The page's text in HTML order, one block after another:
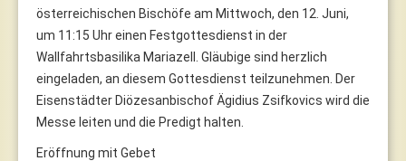
österreichischen Bischöfe am Mittwoch, den 12. Juni,
um 11:15 Uhr einen Festgottesdienst in der
Wallfahrtsbasilika Mariazell. Gläubige sind herzlich
eingeladen, an diesem Gottesdienst teilzunehmen. Der
Eisenstädter Diözesanbischof Ägidius Zsifkovics wird die
Messe leiten und die Predigt halten.
Eröffnung mit Gebet